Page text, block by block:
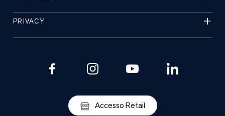
PRIVACY
Accesso Retail